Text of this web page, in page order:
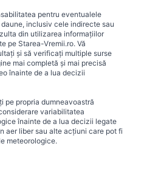
pentru eventualele
inclusiv cele indirecte sau
din utilizarea informațiilor
pe Starea-Vremii.ro. Vă
și să verificați multiple surse
mai completă și mai precisă
înainte de a lua decizii
pe propria dumneavoastră
variabilitatea
înainte de a lua decizii legate
aer liber sau alte acțiuni care pot fi
meteorologice.